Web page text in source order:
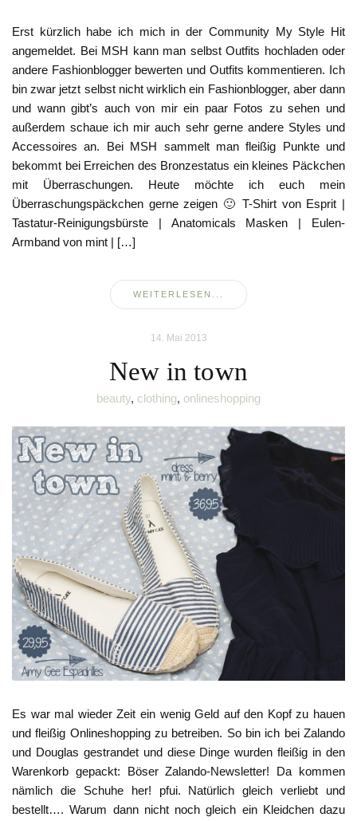
Erst kürzlich habe ich mich in der Community My Style Hit
angemeldet. Bei MSH kann man selbst Outfits hochladen oder
andere Fashionblogger bewerten und Outfits kommentieren. Ich
bin zwar jetzt selbst nicht wirklich ein Fashionblogger, aber dann
und wann gibt’s auch von mir ein paar Fotos zu sehen und
außerdem schaue ich mir auch sehr gerne andere Styles und
Accessoires an. Bei MSH sammelt man fleißig Punkte und
bekommt bei Erreichen des Bronzestatus ein kleines Päckchen
mit Überraschungen. Heute möchte ich euch mein
Überraschungspäckchen gerne zeigen 🙂 T-Shirt von Esprit |
Tastatur-Reinigungsbürste | Anatomicals Masken | Eulen-
Armband von mint | […]
WEITERLESEN...
14. Mai 2013
New in town
beauty, clothing, onlineshopping
Es war mal wieder Zeit ein wenig Geld auf den Kopf zu hauen
und fleißig Onlineshopping zu betreiben. So bin ich bei Zalando
und Douglas gestrandet und diese Dinge wurden fleißig in den
Warenkorb gepackt: Böser Zalando-Newsletter! Da kommen
nämlich die Schuhe her! pfui. Natürlich gleich verliebt und
bestellt…. Warum dann nicht noch gleich ein Kleidchen dazu